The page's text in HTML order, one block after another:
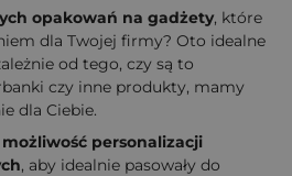
opakowań na gadżety, które
dla Twojej firmy? Oto idealne
od tego, czy są to
czy inne produkty, mamy
dla Ciebie.
możliwość personalizacji
, aby idealnie pasowały do